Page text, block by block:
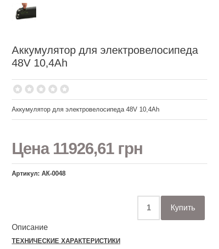
Аккумулятор для электровелосипеда
48V 10,4Ah
Аккумулятор для электровелосипеда 48V 10,4Ah
Цена 11926,61 грн
Артикул: АК-0048
Описание
ТЕХНИЧЕСКИЕ ХАРАКТЕРИСТИКИ